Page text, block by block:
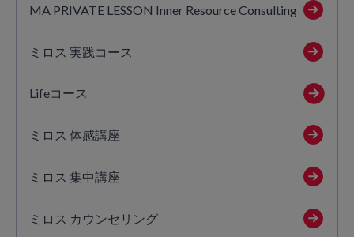
MA PRIVATE LESSON Inner Resource Consulting
ミロス 実践コース
Lifeコース
ミロス 体感講座
ミロス 集中講座
ミロス カウンセリング